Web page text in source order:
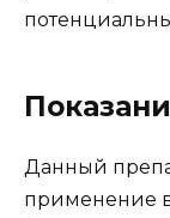
Данный
применение